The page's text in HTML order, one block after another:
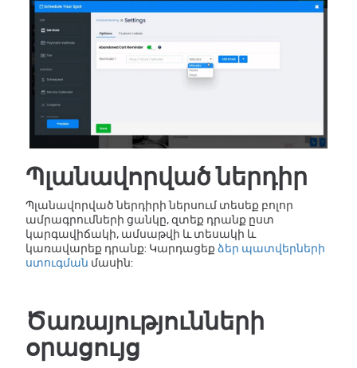
Պլանավորված ներդիր
Պլանավորված ներդիրի ներսում տեսեք բոլոր
ամրագրումների ցանկը, զտեք դրանք ըստ
կարգավիճակի, ամսաթվի և տեսակի և
կառավարեք դրանք: Կարդացեք ձեր պատվերների
ստուգման մասին:
Ծառայությունների
օրացույց